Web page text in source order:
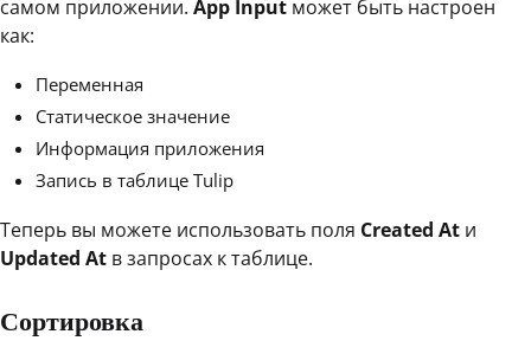
самом приложении. App Input может быть настроен
как:
Переменная
Статическое значение
Информация приложения
Запись в таблице Tulip
Теперь вы можете использовать поля Created At и
Updated At в запросах к таблице.
Сортировка